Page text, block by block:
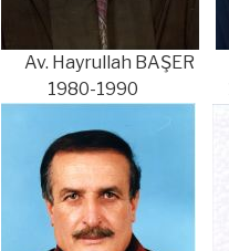
Av. Hayrullah
1980-1990